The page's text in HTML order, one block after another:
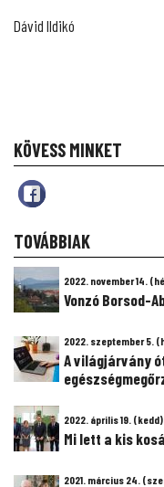
Dávid Ildikó
KÖVESS MINKET
TOVÁBBIAK
2022. november 14.
Vonzó Borsod-
2022. szeptember 5.
A világjárvány
2022. április 19. (kedd)
Mi lett a kis
2021. március 24.